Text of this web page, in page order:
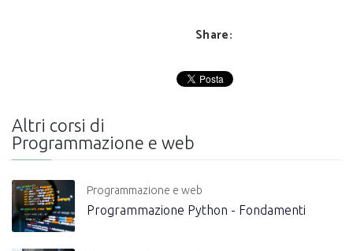
Share:
Altri corsi di
Programmazione e web
Programmazione e web
Programmazione Python - Fondamenti